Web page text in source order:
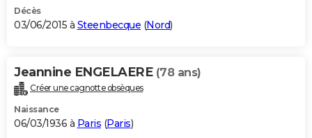
Décès
03/06/2015 à Steenbecque (Nord)
Jeannine ENGELAERE (78 ans)
Créer une cagnotte obsèques
Naissance
06/03/1936 à Paris (Paris)